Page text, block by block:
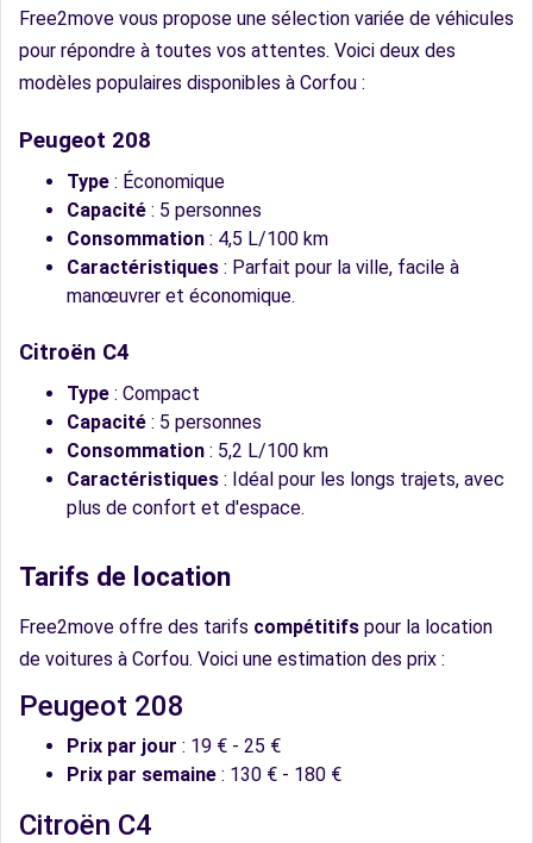
Free2move vous propose une sélection variée de véhicules
pour répondre à toutes vos attentes. Voici deux des
modèles populaires disponibles à Corfou :
Peugeot 208
Type : Économique
Capacité : 5 personnes
Consommation : 4,5 L/100 km
Caractéristiques : Parfait pour la ville, facile à
manœuvrer et économique.
Citroën C4
Type : Compact
Capacité : 5 personnes
Consommation : 5,2 L/100 km
Caractéristiques : Idéal pour les longs trajets, avec
plus de confort et d'espace.
Tarifs de location
Free2move offre des tarifs compétitifs pour la location
de voitures à Corfou. Voici une estimation des prix :
Peugeot 208
Prix par jour : 19 € - 25 €
Prix par semaine : 130 € - 180 €
Citroën C4